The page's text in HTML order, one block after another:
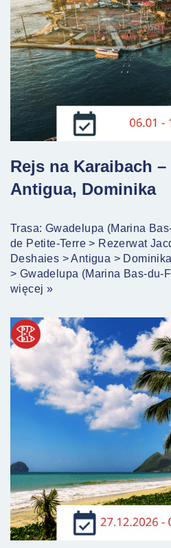
Rejs na Karaibach
Antigua, Dominika
Trasa: Gwadelupa (Marina
de Petite-Terre > Rezerwat
Deshaies > Antigua >
> Gwadelupa (Marina Bas-du-
więcej »